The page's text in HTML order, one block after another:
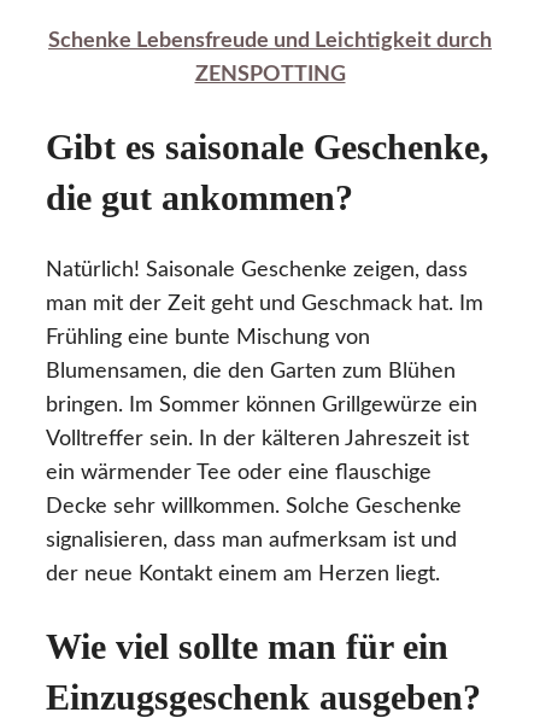
Schenke Lebensfreude und Leichtigkeit durch
ZENSPOTTING
Gibt es saisonale Geschenke,
die gut ankommen?
Natürlich! Saisonale Geschenke zeigen, dass
man mit der Zeit geht und Geschmack hat. Im
Frühling eine bunte Mischung von
Blumensamen, die den Garten zum Blühen
bringen. Im Sommer können Grillgewürze ein
Volltreffer sein. In der kälteren Jahreszeit ist
ein wärmender Tee oder eine flauschige
Decke sehr willkommen. Solche Geschenke
signalisieren, dass man aufmerksam ist und
der neue Kontakt einem am Herzen liegt.
Wie viel sollte man für ein
Einzugsgeschenk ausgeben?